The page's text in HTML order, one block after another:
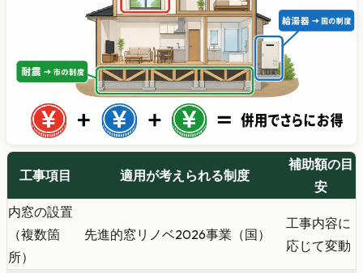
工事項目 適用が考えられる制度
補助額の目
安
内窓の設置
（複数箇
所）
先進的窓リノベ2026事業（国）
工事内容に
応じて変動